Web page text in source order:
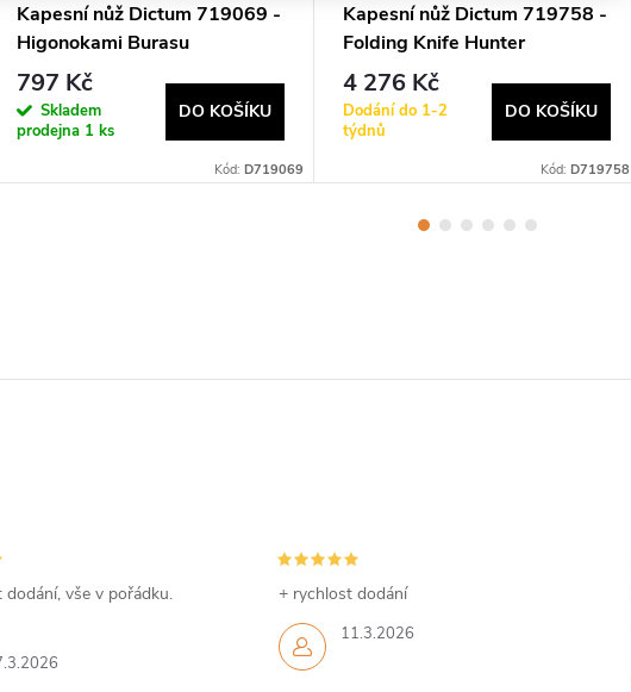
Kapesní nůž Dictum 719069 -
Higonokami Burasu
797 Kč
Skladem
prodejna 1 ks
DO KOŠÍKU
Kód: D719069
Kapesní nůž Dictum 719758 -
Folding Knife Hunter
4 276 Kč
Dodání do 1-2
týdnů
DO KOŠÍKU
Kód: D719758
vše v pořádku.
11.3.2026
+ rychlost dodání